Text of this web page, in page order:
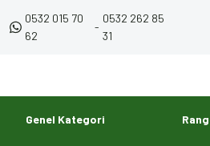
0532 015 70
62
-
0532 262 85
31
Genel Kategori